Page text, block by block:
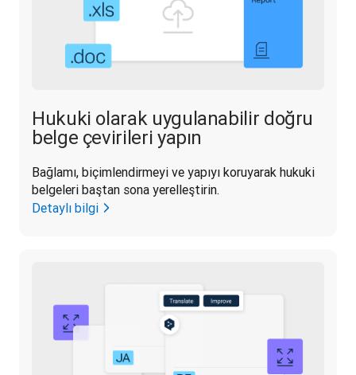
Hukuki olarak uygulanabilir doğru
belge çevirileri yapın
Bağlamı, biçimlendirmeyi ve yapıyı koruyarak hukuki
belgeleri baştan sona yerelleştirin.
Detaylı bilgi